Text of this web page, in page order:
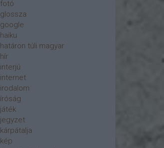
fotó
glossza
google
haiku
határon túli magyar
hír
interjú
internet
irodalom
íróság
játék
jegyzet
kárpátalja
kép